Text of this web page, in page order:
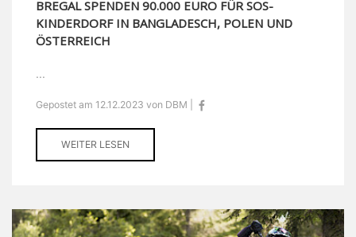
BREGAL SPENDEN 90.000 EURO FÜR SOS-
KINDERDORF IN BANGLADESCH, POLEN UND
ÖSTERREICH
...
Gepostet am 12.12.2023 von DBM |
WEITER LESEN